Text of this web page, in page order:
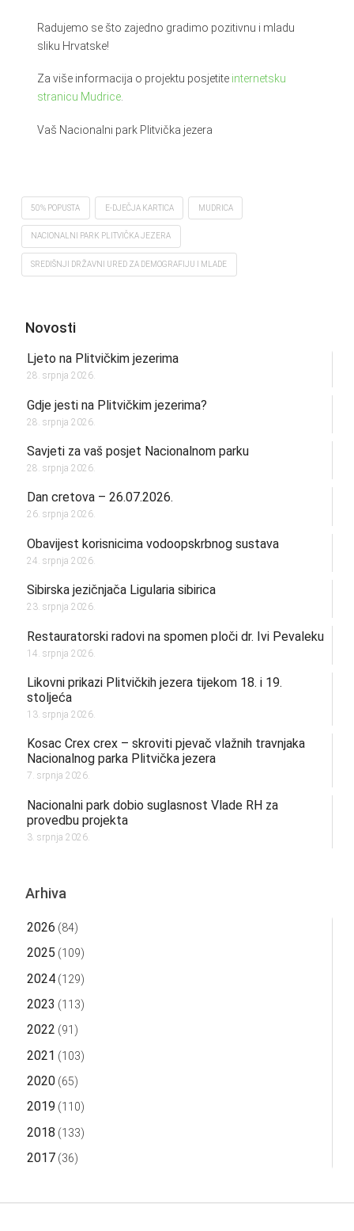
Radujemo se što zajedno gradimo pozitivnu i mladu
sliku Hrvatske!
Za više informacija o projektu posjetite internetsku
stranicu Mudrice.
Vaš Nacionalni park Plitvička jezera
50% POPUSTA E-DJEČJA KARTICA MUDRICA
NACIONALNI PARK PLITVIČKA JEZERA
SREDIŠNJI DRŽAVNI URED ZA DEMOGRAFIJU I MLADE
Novosti
Ljeto na Plitvičkim jezerima
28. srpnja 2026.
Gdje jesti na Plitvičkim jezerima?
28. srpnja 2026.
Savjeti za vaš posjet Nacionalnom parku
28. srpnja 2026.
Dan cretova – 26.07.2026.
26. srpnja 2026.
Obavijest korisnicima vodoopskrbnog sustava
24. srpnja 2026.
Sibirska jezičnjača Ligularia sibirica
23. srpnja 2026.
Restauratorski radovi na spomen ploči dr. Ivi Pevaleku
14. srpnja 2026.
Likovni prikazi Plitvičkih jezera tijekom 18. i 19.
stoljeća
13. srpnja 2026.
Kosac Crex crex – skroviti pjevač vlažnih travnjaka
Nacionalnog parka Plitvička jezera
7. srpnja 2026.
Nacionalni park dobio suglasnost Vlade RH za
provedbu projekta
3. srpnja 2026.
Arhiva
2026 (84)
2025 (109)
2024(129)
2023 (113)
2022 (91)
2021 (103)
2020(65)
2019 (110)
2018 (133)
2017(36)